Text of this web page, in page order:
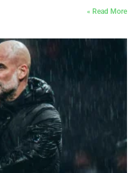
Read More »